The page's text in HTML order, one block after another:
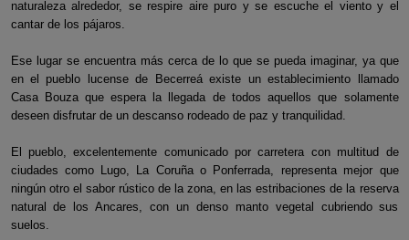
naturaleza alrededor, se respire aire puro y se escuche el viento y el
cantar de los pájaros.
Ese lugar se encuentra más cerca de lo que se pueda imaginar, ya que
en el pueblo lucense de Becerreá existe un establecimiento llamado
Casa Bouza que espera la llegada de todos aquellos que solamente
deseen disfrutar de un descanso rodeado de paz y tranquilidad.
El pueblo, excelentemente comunicado por carretera con multitud de
ciudades como Lugo, La Coruña o Ponferrada, representa mejor que
ningún otro el sabor rústico de la zona, en las estribaciones de la reserva
natural de los Ancares, con un denso manto vegetal cubriendo sus
suelos.